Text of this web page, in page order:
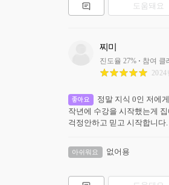
도움돼요
찌미
진도율 27% 참여 클
2024
좋아요
정말 지식 0인 저에
작년에 수강을 시작했는게
걱정안하고 믿고 시작합니다.
아쉬워요 없어용